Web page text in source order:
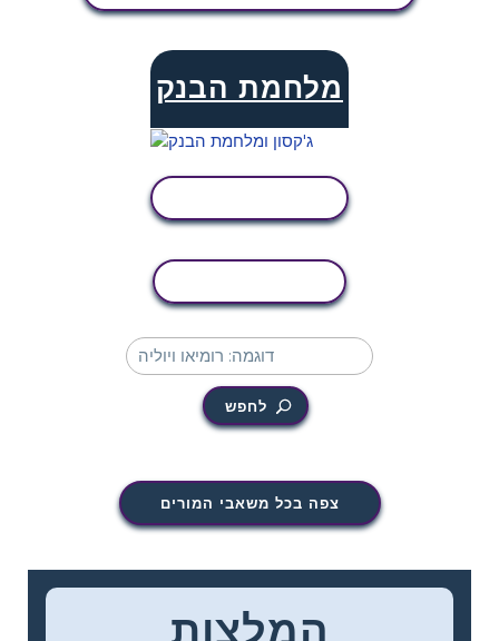
מלחמת הבנק
לחפש
צפה בכל משאבי המורים
המלצות